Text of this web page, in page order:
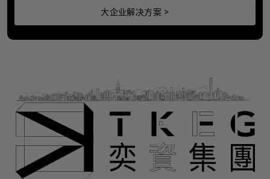
大企业解决方案 >